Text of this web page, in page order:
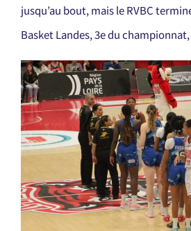
jusqu’au bout, mais le RVBC
Basket Landes, 3e du